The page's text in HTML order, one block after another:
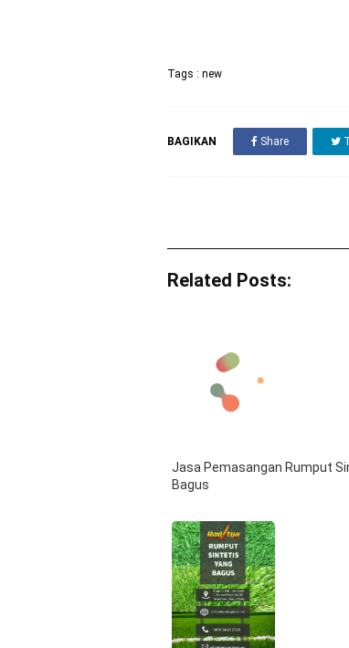
Tags : new
BAGIKAN Share
Related Posts:
Jasa Pemasangan Rumput
Bagus